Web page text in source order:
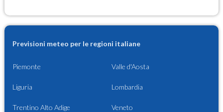
Previsioni meteo per le regioni italiane
Piemonte Valle d'Aosta
Liguria Lombardia
Trentino Alto Adige Veneto